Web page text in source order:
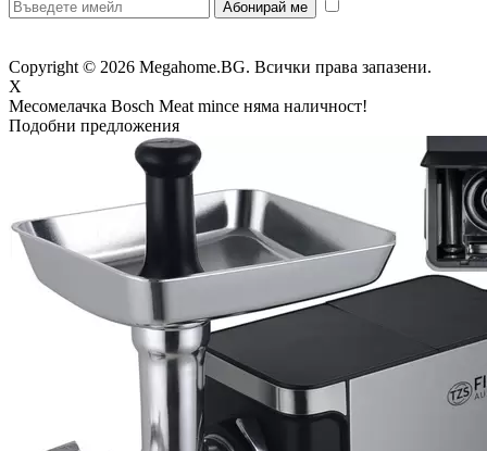
Copyright © 2026 Megahome.BG. Всички права запазени.
X
Месомелачка Bosch Meat mince няма наличност!
Подобни предложения